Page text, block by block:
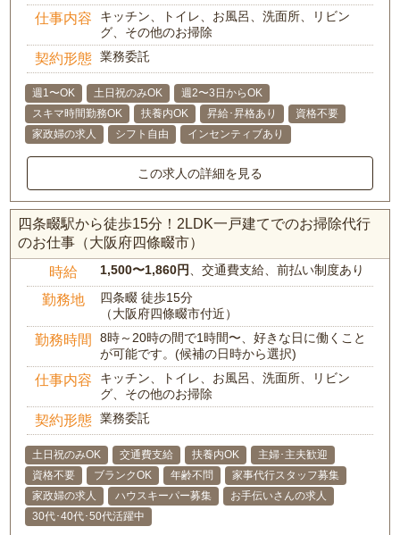
仕事内容
キッチン、トイレ、お風呂、洗面所、リビン
グ、その他のお掃除
契約形態 業務委託
週1〜OK 土日祝のみOK
週2〜3日からOK
スキマ時間勤務OK
扶養内OK 昇給･昇格あり
資格不要
家政婦の求人
シフト自由 インセンティブあり
この求人の詳細を見る
四条畷駅から徒歩15分！2LDK一戸建てでのお掃除代行
のお仕事（大阪府四條畷市）
時給 1,500〜1,860円 、交通費支給、前払い制度あり
勤務地
四条畷 徒歩15分
（大阪府四條畷市付近）
勤務時間
8時～20時の間で1時間〜、好きな日に働くこと
が可能です。(候補の日時から選択)
仕事内容
キッチン、トイレ、お風呂、洗面所、リビン
グ、その他のお掃除
契約形態 業務委託
土日祝のみOK 交通費支給 扶養内OK
主婦･主夫歓迎
資格不要
ブランクOK 年齢不問
家事代行スタッフ募集
家政婦の求人
ハウスキーパー募集
お手伝いさんの求人
30代･40代･50代活躍中